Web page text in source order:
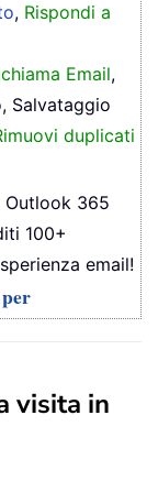
, Rispondi a
Email,
Salvataggio
duplicati
365
100+
email!
visita in